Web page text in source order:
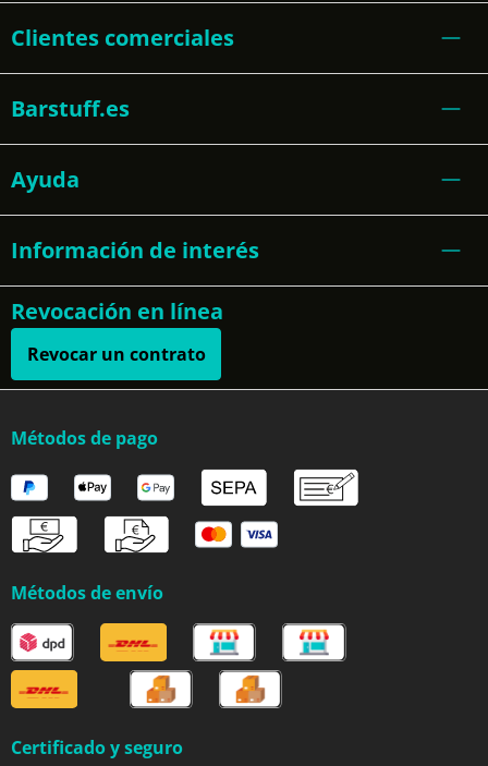
Clientes comerciales
Barstuff.es
Ayuda
Información de interés
Revocación en línea
Revocar un contrato
Métodos de pago
Métodos de envío
Certificado y seguro